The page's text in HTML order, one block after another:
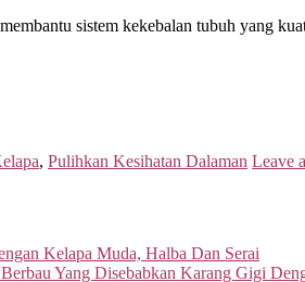
sistem kekebalan tubuh yang
, Pulihkan Kesihatan Dalaman Leave
Kelapa Muda, Halba Dan Serai
Yang Disebabkan Karang Gigi